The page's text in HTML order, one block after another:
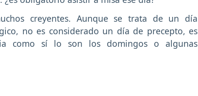
creyentes. Aunque se trata de un día
no es considerado un día de precepto, es
como sí lo son los domingos o algunas